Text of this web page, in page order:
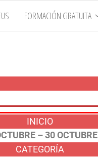
FORMACIÓN GRATUITA
INICIO
– 30 OCTUBRE
CATEGORÍA